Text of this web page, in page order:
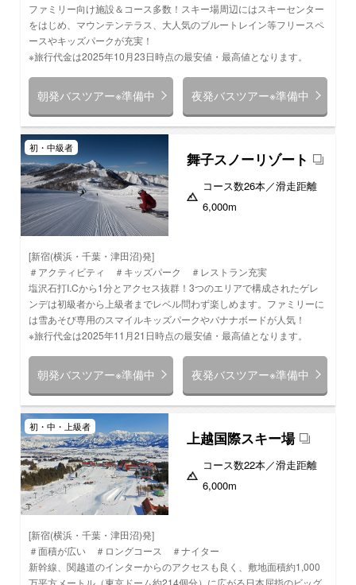
ファミリー向け施設＆コース多数！スキー場周辺にはスキーセンター
をはじめ、マウンテンテラス、大人気のブルートレイン等フリースペ
ースやキッズパークが充実！
※旅行代金は2025年10月23日時点の最安値・最高値となります。
朝発バスツアー※準備中 夜発バスツアー※準備中
初・中級者
舞子スノーリゾート
コース数26本／滑走距離
6,000m
[新宿(横浜・千葉・津田沼)発]
＃アクティビティ ＃キッズパーク ＃レストラン充実
塩沢石打I.Cから1分とアクセス抜群！3つのエリアで構成されたゲレ
ンデは初級者から上級者までレベル問わず楽しめます。ファミリーに
は雪あそび専用のスマイルキッズパークやバナナボードが人気！
※旅行代金は2025年11月21日時点の最安値・最高値となります。
朝発バスツアー※準備中 夜発バスツアー※準備中
初・中・上級者
上越国際スキー場
コース数22本／滑走距離
6,000m
[新宿(横浜・千葉・津田沼)発]
＃面積が広い ＃ロングコース ＃ナイター
新幹線、関越道のインターからのアクセスも良く、敷地面積約1,000
万平方メートル（東京ドーム約214個分）に広がる日本屈指のビッグ